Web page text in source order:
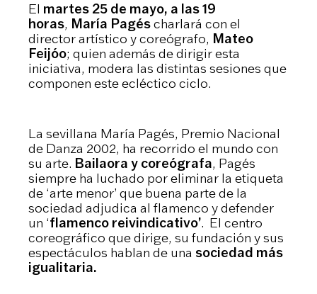
El martes 25 de mayo, a las 19
horas, María Pagéscharlará con el
director artístico y coreógrafo, Mateo
Feijóo; quien además de dirigir esta
iniciativa, modera las distintas sesiones que
componen este ecléctico ciclo.
La sevillana María Pagés, Premio Nacional
de Danza 2002, ha recorrido el mundo con
su arte. Bailaora y coreógrafa, Pagés
siempre ha luchado por eliminar la etiqueta
de ‘arte menor’ que buena parte de la
sociedad adjudica al flamenco y defender
un ‘flamenco reivindicativo’. El centro
coreográfico que dirige, su fundación y sus
espectáculos hablan de una sociedad más
igualitaria.